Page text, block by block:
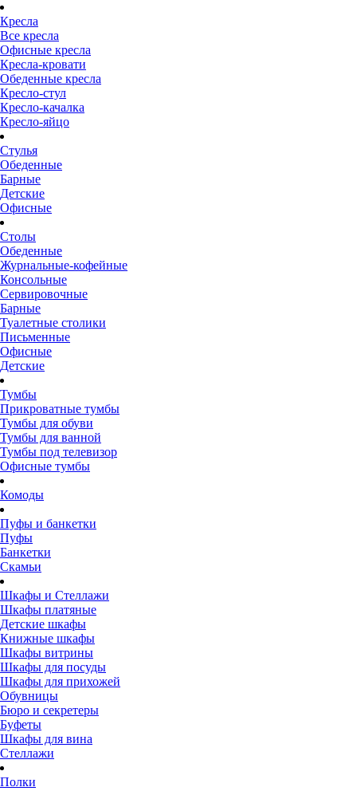
Кресла
Все кресла
Офисные кресла
Кресла-кровати
Обеденные кресла
Кресло-стул
Кресло-качалка
Кресло-яйцо
Стулья
Обеденные
Барные
Детские
Офисные
Столы
Обеденные
Журнальные-кофейные
Консольные
Сервировочные
Барные
Туалетные столики
Письменные
Офисные
Детские
Тумбы
Прикроватные тумбы
Тумбы для обуви
Тумбы для ванной
Тумбы под телевизор
Офисные тумбы
Комоды
Пуфы и банкетки
Пуфы
Банкетки
Скамьи
Шкафы и Стеллажи
Шкафы платяные
Детские шкафы
Книжные шкафы
Шкафы витрины
Шкафы для посуды
Шкафы для прихожей
Обувницы
Бюро и секретеры
Буфеты
Шкафы для вина
Стеллажи
Полки